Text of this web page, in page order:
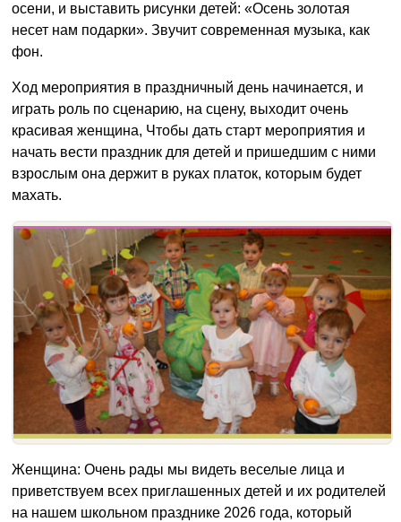
осени, и выставить рисунки детей: «Осень золотая
несет нам подарки». Звучит современная музыка, как
фон.
Ход мероприятия в праздничный день начинается, и
играть роль по сценарию, на сцену, выходит очень
красивая женщина, Чтобы дать старт мероприятия и
начать вести праздник для детей и пришедшим с ними
взрослым она держит в руках платок, которым будет
махать.
Женщина: Очень рады мы видеть веселые лица и
приветствуем всех приглашенных детей и их родителей
на нашем школьном празднике 2026 года, который